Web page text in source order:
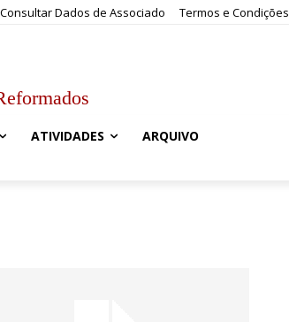
Consultar Dados de Associado Termos e Condições
ATIVIDADES ARQUIVO